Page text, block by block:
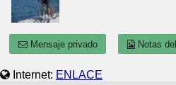
Mensaje privado Notas
Internet: ENLACE